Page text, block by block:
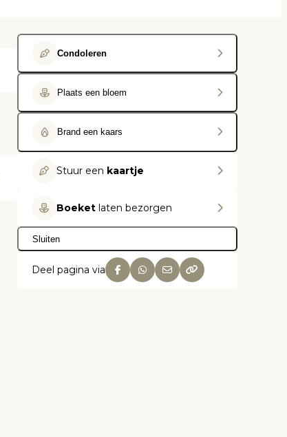
Condoleren
Plaats een bloem
Brand een kaars
Stuur een kaartje
Boeket laten bezorgen
Sluiten
Deel pagina via